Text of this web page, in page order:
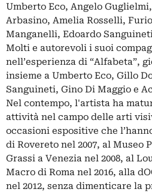
Umberto Eco, Angelo
Arbasino, Amelia Rosselli,
Manganelli, Edoardo
Molti e autorevoli i suoi
nell’esperienza di “Alfabeta”,
insieme a Umberto Eco, Gillo
Sanguineti, Gino Di Maggio e
Nel contempo, l'artista ha
attività nel campo delle arti
occasioni espositive che
di Rovereto nel 2007, al Museo
Grassi a Venezia nel 2008, al
Macro di Roma nel 2016, alla
nel 2012, senza dimenticare la